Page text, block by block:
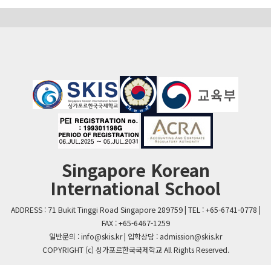
Singapore Korean
International School
ADDRESS : 71 Bukit Tinggi Road Singapore 289759 | TEL : +65-6741-0778 |
FAX : +65-6467-1259
일반문의 : info@skis.kr | 입학상담 : admission@skis.kr
COPYRIGHT (c) 싱가포르한국국제학교 All Rights Reserved.